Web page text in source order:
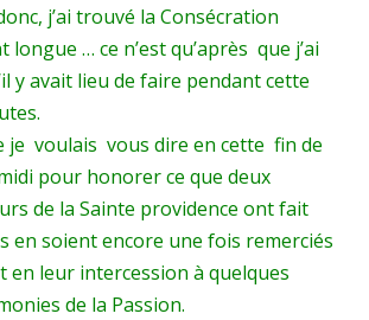
j’ai trouvé la Consécration
longue … ce n’est qu’après que j’ai
y avait lieu de faire pendant cette
voulais vous dire en cette fin de
pour honorer ce que deux
de la Sainte providence ont fait
en soient encore une fois remerciés
en leur intercession à quelques
de la Passion.